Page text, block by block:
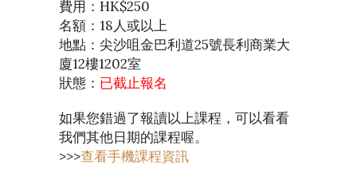
費用：HK$250
名額：18人或以上
地點：尖沙咀金巴利道25號長利商業大
廈12樓1202室
狀態： 已截止報名
如果您錯過了報讀以上課程，可以看看
我們其他日期的課程喔。
>>>查看手機課程資訊